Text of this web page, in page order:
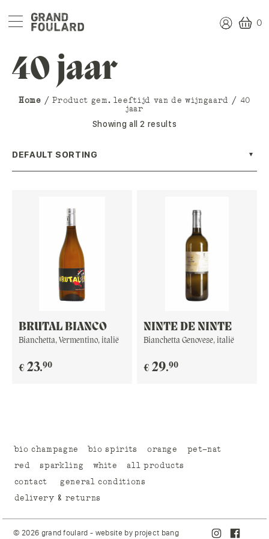
0
40 jaar
Home / Product gem. leeftijd van de wijngaard / 40
jaar
Showing all 2 results
BRUTAL BIANCO
Bianchetta, Vermentino, italië
€ 23.90
NINTE DE NINTE
Bianchetta Genovese, italië
€ 29.90
bio champagne bio spirits orange
pet-nat
red
sparkling white
all products
contact
general conditions
delivery & returns
© 2026 grand foulard - website by project bang